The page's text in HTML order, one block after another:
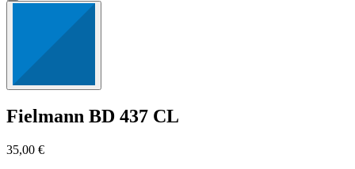
Fielmann BD 437 CL
35,00 €